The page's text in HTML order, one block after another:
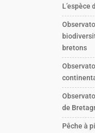
L’espèce
bretons
de
Pêche à